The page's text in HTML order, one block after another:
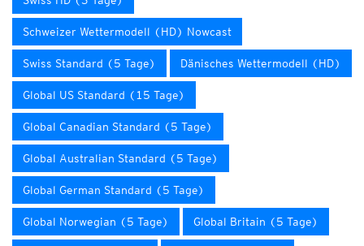
Schweizer Wettermodell (HD) Nowcast
Swiss Standard (5 Tage) Dänisches Wettermodell (HD)
Global US Standard (15 Tage)
Global Canadian Standard (5 Tage)
Global Australian Standard (5 Tage)
Global German Standard (5 Tage)
Global Norwegian (5 Tage) Global Britain (5 Tage)